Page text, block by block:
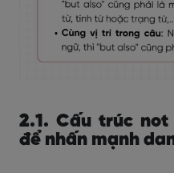
2.1. Cấu trúc
để nhấn mạnh